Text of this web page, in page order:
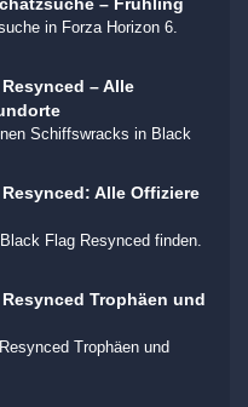
– Frühling
in Forza Horizon 6.
– Alle
Schiffswracks in Black
Alle Offiziere
Flag Resynced finden.
Trophäen und
Trophäen und